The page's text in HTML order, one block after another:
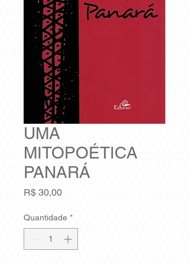
UMA
MITOPOÉTICA
PANARÁ
R$ 30,00Preço
Quantidade *